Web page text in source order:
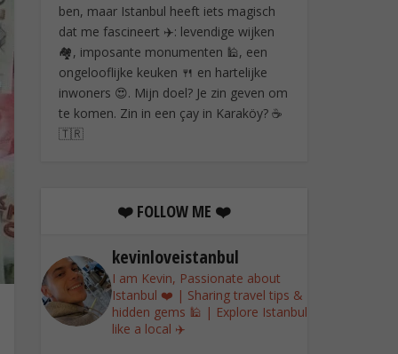
ben, maar Istanbul heeft iets magisch
dat me fascineert ✈️: levendige wijken
🏘️, imposante monumenten 🕌, een
ongelooflijke keuken 🍴 en hartelijke
inwoners 😍. Mijn doel? Je zin geven om
te komen. Zin in een çay in Karaköy? ☕
🇹🇷
❤️ FOLLOW ME ❤️
kevinloveistanbul
I am Kevin, Passionate about
Istanbul ❤️ | Sharing travel tips &
hidden gems 🕌 | Explore Istanbul
like a local ✈️